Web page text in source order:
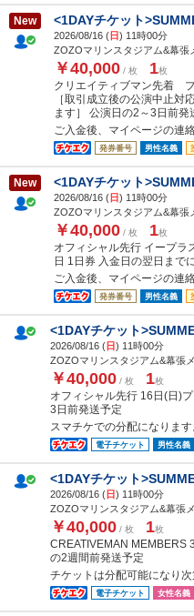
New <1DAYチケット
2026/08/16 (日) 11時00分
ZOZOマリンスタジアム&幕張
￥40,000 / 枚 1枚
クリエイティブマン先着
［取引成立後の公演中止対
ます］ 公演日の2～3日前発
ご入金後、マイページの連
発券番号 男性名義
New <1DAYチケット
2026/08/16 (日) 11時00分
ZOZOマリンスタジアム&幕張
￥40,000 / 枚 1枚
オフィシャル先行 イープ
日 1日券 入金日の翌日まで
ご入金後、マイページの連
発券番号 男性名義
<1DAYチケット
2026/08/16 (日) 11時00分
ZOZOマリンスタジアム&幕張
￥40,000 / 枚 1枚
オフィシャル先行 16日(日)
3日前発送予定
スマチケでの分配になりま
電子チケット 男性名義
<1DAYチケット
2026/08/16 (日) 11時00分
ZOZOマリンスタジアム&幕張
￥40,000 / 枚 1枚
CREATIVEMAN MEMBERS
の2週間前発送予定
チケットは分配可能になり
電子チケット 女性名義